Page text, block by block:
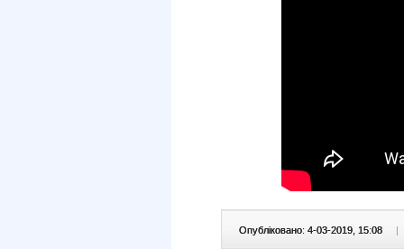
Опубліковано: 4-03-2019, 15:08 |